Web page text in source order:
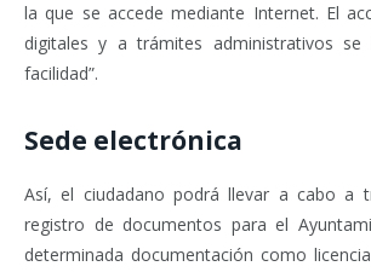
la que se accede mediante Internet. El
digitales y a trámites administrativos se
facilidad”.
Sede electrónica
Así, el ciudadano podrá llevar a cabo a
registro de documentos para el
determinada documentación como